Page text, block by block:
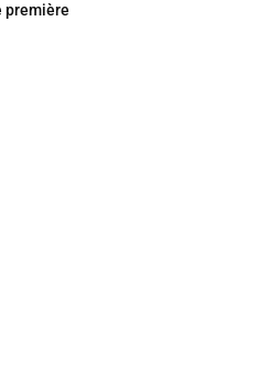
première